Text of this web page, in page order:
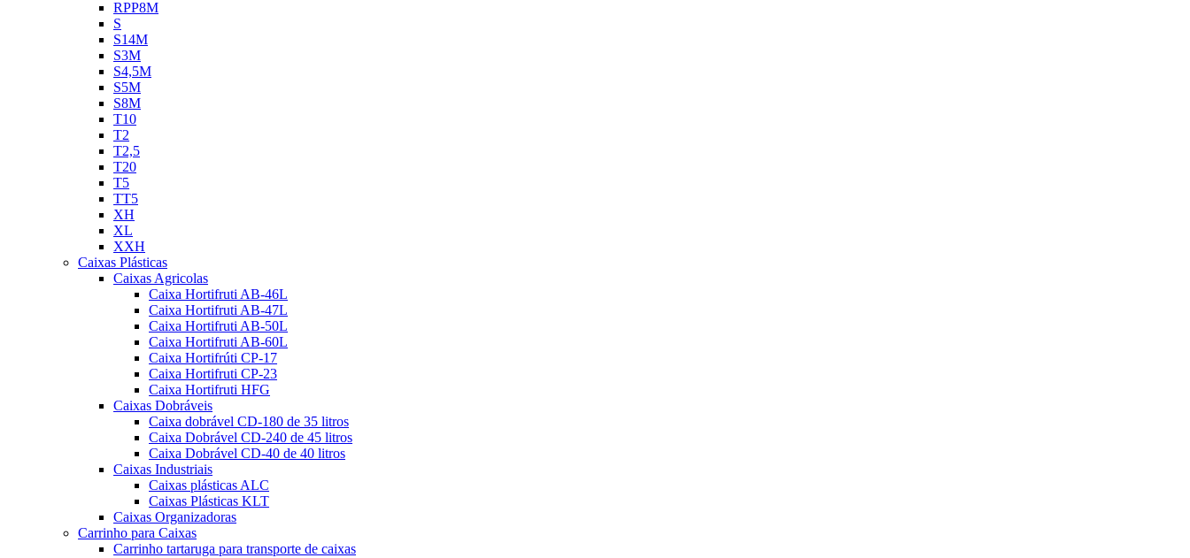
RPP8M
S
S14M
S3M
S4,5M
S5M
S8M
T10
T2
T2,5
T20
T5
TT5
XH
XL
XXH
Caixas Plásticas
Caixas Agricolas
Caixa Hortifruti AB-46L
Caixa Hortifruti AB-47L
Caixa Hortifruti AB-50L
Caixa Hortifruti AB-60L
Caixa Hortifrúti CP-17
Caixa Hortifruti CP-23
Caixa Hortifruti HFG
Caixas Dobráveis
Caixa dobrável CD-180 de 35 litros
Caixa Dobrável CD-240 de 45 litros
Caixa Dobrável CD-40 de 40 litros
Caixas Industriais
Caixas plásticas ALC
Caixas Plásticas KLT
Caixas Organizadoras
Carrinho para Caixas
Carrinho tartaruga para transporte de caixas